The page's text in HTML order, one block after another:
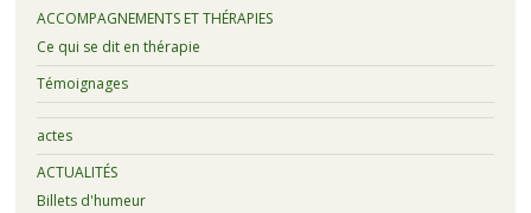
ACCOMPAGNEMENTS ET THÉRAPIES
Ce qui se dit en thérapie
Témoignages
actes
ACTUALITÉS
Billets d'humeur